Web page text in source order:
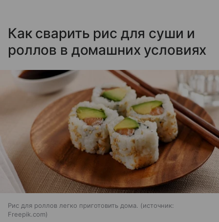
Как сварить рис для суши и
роллов в домашних условиях
Рис для роллов легко приготовить дома.
источник:
Freepik.com